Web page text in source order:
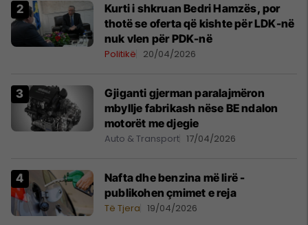
Kurti i shkruan Bedri Hamzës, por
thotë se oferta që kishte për LDK-në
nuk vlen për PDK-në
Politikë 20/04/2026
Gjiganti gjerman paralajmëron
mbyllje fabrikash nëse BE ndalon
motorët me djegie
Auto & Transport 17/04/2026
Nafta dhe benzina më lirë -
publikohen çmimet e reja
Të Tjera 19/04/2026